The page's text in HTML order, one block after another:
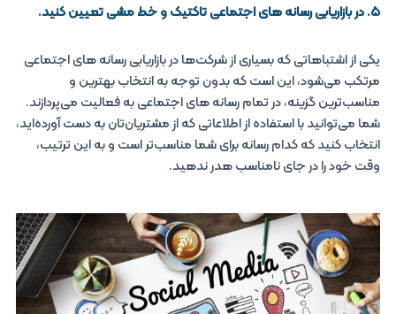
۵. در بازاریابی رسانه های اجتماعی تاکتیک و خط مشی تعیین کنید.
یکی از اشتباهاتی که بسیاری از شرکت‌ها در بازاریابی رسانه های اجتماعی
مرتکب می‌شود، این است که بدون توجه به انتخاب بهترین و
مناسب‌ترین گزینه، در تمام رسانه های اجتماعی به فعالیت می‌پردازند.
شما می‌توانید با استفاده از اطلاعاتی که از مشتریان‌تان به دست آورده‌اید،
انتخاب کنید که کدام رسانه برای شما مناسب‌تر است و به این ترتیب،
وقت خود را در جای نامناسب هدر ندهید.